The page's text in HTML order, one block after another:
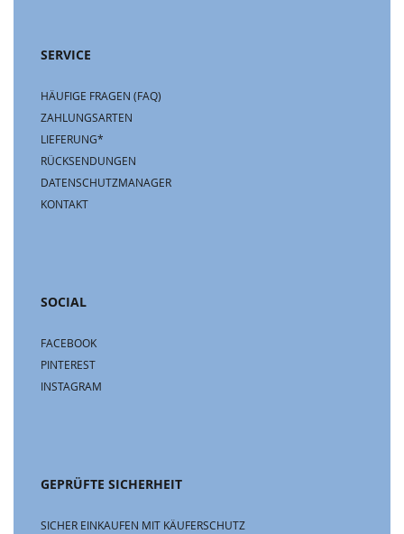
SERVICE
HÄUFIGE FRAGEN (FAQ)
ZAHLUNGSARTEN
LIEFERUNG*
RÜCKSENDUNGEN
DATENSCHUTZMANAGER
KONTAKT
SOCIAL
FACEBOOK
PINTEREST
INSTAGRAM
GEPRÜFTE SICHERHEIT
SICHER EINKAUFEN MIT KÄUFERSCHUTZ